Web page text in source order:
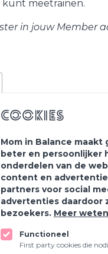
Cookies
Mom in Balance
beter en persoonlijker
onderdelen van de
content en
partners voor social
advertenties daardoor
bezoekers. Meer
Functioneel
First party cookies die
kunt meetrainen.
in jouw Member
Meld je